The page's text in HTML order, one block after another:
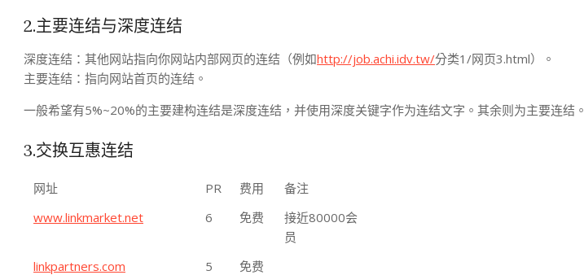
2.主要连结与深度连结
深度连结：其他网站指向你网站内部网页的连结（例如http://job.achi.idv.tw/分类1/网页3.html）。
主要连结：指向网站首页的连结。
一般希望有5%~20%的主要建构连结是深度连结，并使用深度关键字作为连结文字。其余则为主要连结。
3.交换互惠连结
网址 PR 费用
备注
www.linkmarket.net
6 免费
接近80000会
员
linkpartners.com
5
免费